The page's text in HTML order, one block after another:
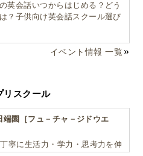
英会話いつからはじめる？どう
？子供向け英会話スクール選び
イベント情報 一覧
スクール
園［フュ－チャ－ジドウエ
寧に生活力・学力・思考力を伸